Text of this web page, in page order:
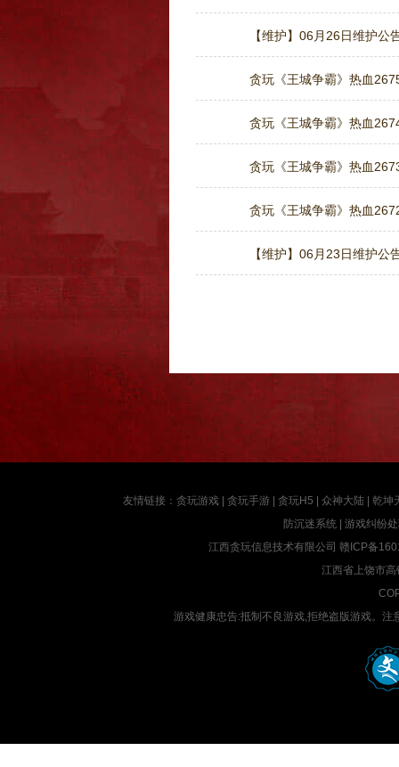
【维护】06月26日维护公
贪玩《王城争霸》热血
贪玩《王城争霸》热血
贪玩《王城争霸》热血
贪玩《王城争霸》热血
【维护】06月23日维护公
友情链接： 贪玩游戏 贪玩手游 贪玩H5 众神大陆
乾坤
防沉迷系统| 游戏纠纷
江西贪玩信息技术有限公司 赣ICP备
江西省上饶市
游戏健康忠告:抵制不良游戏,拒绝盗版游戏。